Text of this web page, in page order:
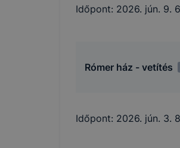
Időpont: 2026. jún. 9.
Rómer ház - vetítés
Időpont: 2026. jún. 3.